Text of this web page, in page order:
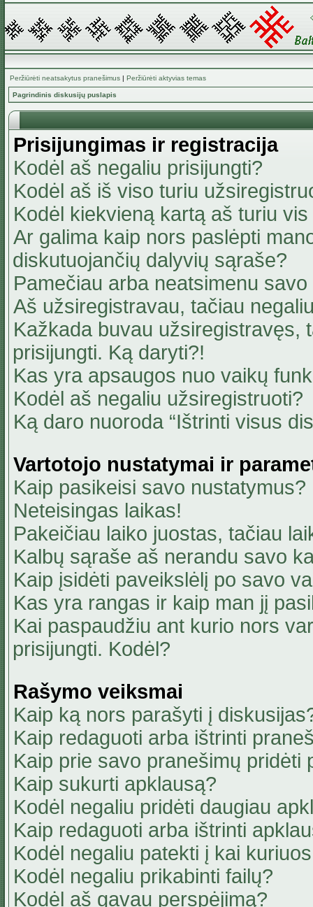
Peržiūrėti neatsakytus pranešimus | Peržiūrėti aktyvias temas
Pagrindinis diskusijų puslapis
Prisijungimas ir registracija
Kodėl aš negaliu prisijungti?
Kodėl aš iš viso turiu
Kodėl kiekvieną kartą aš turiu
Ar galima kaip nors paslėpti
diskutuojančių dalyvių sąraše?
Pamečiau arba neatsimenu
Aš užsiregistravau, tačiau
Kažkada buvau užsiregistravęs,
prisijungti. Ką daryti?!
Kas yra apsaugos nuo vaikų
Kodėl aš negaliu užsiregistruoti?
Ką daro nuoroda “Ištrinti visus
Vartotojo nustatymai ir
Kaip pasikeisi savo nustatymus?
Neteisingas laikas!
Pakeičiau laiko juostas, tačiau
Kalbų sąraše aš nerandu savo
Kaip įsidėti paveikslėlį po savo
Kas yra rangas ir kaip man jį
Kai paspaudžiu ant kurio nors
prisijungti. Kodėl?
Rašymo veiksmai
Kaip ką nors parašyti į
Kaip redaguoti arba ištrinti
Kaip prie savo pranešimų pridėti
Kaip sukurti apklausą?
Kodėl negaliu pridėti daugiau
Kaip redaguoti arba ištrinti
Kodėl negaliu patekti į kai
Kodėl negaliu prikabinti failų?
Kodėl aš gavau perspėjimą?